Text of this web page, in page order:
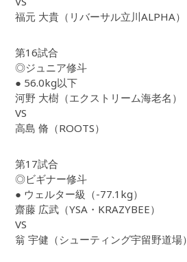
福元 大貴（リバーサル立川ALPHA）
第16試合
◎ジュニア修斗
● 56.0kg以下
河野 大樹（エクストリーム海老名）
VS
高島 脩（ROOTS）
第17試合
◎ビギナー修斗
● ウェルター級（-77.1kg）
齋藤 広武（YSA・KRAZYBEE）
VS
翁 宇健（シューティング宇留野道場）